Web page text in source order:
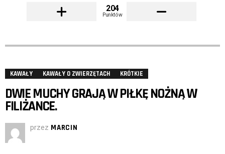
204
Punktów
KAWAŁY KAWAŁY O ZWIERZĘTACH KRÓTKIE
DWIE MUCHY GRAJĄ W PIŁKĘ NOŻNĄ W
FILIŻANCE.
przez MARCIN